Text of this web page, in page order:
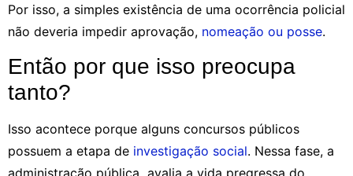
Por isso, a simples existência de uma ocorrência policial
não deveria impedir aprovação, nomeação ou posse.
Então por que isso preocupa
tanto?
Isso acontece porque alguns concursos públicos
possuem a etapa de investigação social. Nessa fase, a
administração pública avalia a vida pregressa do